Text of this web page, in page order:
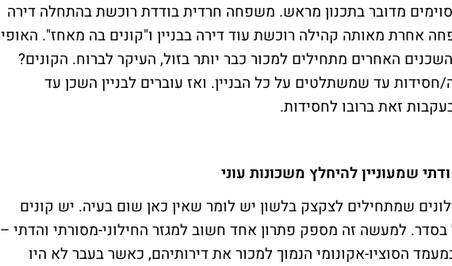
מדובר בתכנון מראש. משפחה חרדית בודדת רוכשת בהתחלה דירה
אחרת מאותה קהילה רוכשת עוד דירה בבניין ו"קונים בה מאחז". האופי
האחרים מתחילים למכור כבר יותר בזול, העיקר לברוח. הקונים?
עד שמשתלטים על כל הבניין. ואז עוברים לבניין השכן עד
זאת ברובו לחסידות.
שמעוניין להיחלץ משכונות עוני
שמתחילים לצקצק בלשון יש לומר שאין כאן שום בעיה. יש קונים
בסדר. למעשה זה מספק פתרון אחד חשוב למגזר החילוני-מסורתי והדתי –
הסוציו-אקונומי הנמוך למכור את דירותיהם, כאשר בעבר לא היו